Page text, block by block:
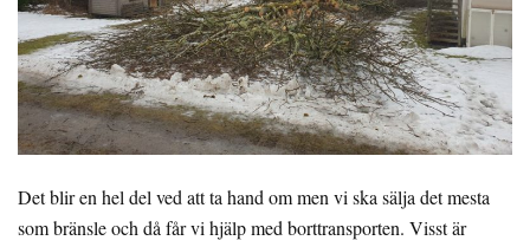
Det blir en hel del ved att ta hand om men vi ska sälja det mesta
som bränsle och då får vi hjälp med borttransporten. Visst är